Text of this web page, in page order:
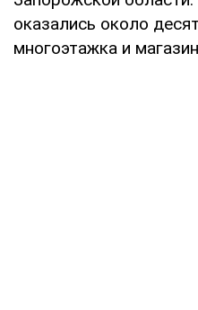
оказались около
многоэтажка и